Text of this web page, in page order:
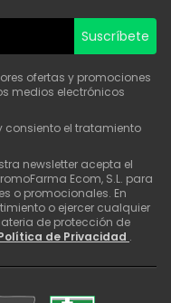
Suscríbete
ofertas y promociones
medios electrónicos
consiento el tratamiento
newsletter acepta el
Ecom, S.L. para
o promocionales. En
o ejercer cualquier
de protección de
de Privacidad .